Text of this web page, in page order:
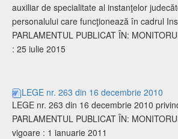
auxiliar de specialitate al instanţelor
personalului care funcţionează în cadrul
PARLAMENTUL PUBLICAT ÎN:
: 25 iulie 2015
LEGE nr. 263 din 16 decembrie 2010
LEGE nr. 263 din 16 decembrie 2010
PARLAMENTUL PUBLICAT ÎN:
vigoare : 1 ianuarie 2011